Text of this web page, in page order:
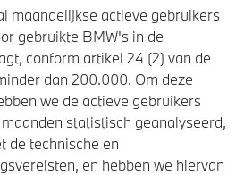
maandelijkse actieve gebruikers
gebruikte BMW's in de
conform artikel 24 (2) van de
dan 200.000. Om deze
we de actieve gebruikers
statistisch geanalyseerd,
de technische en
en hebben we hiervan